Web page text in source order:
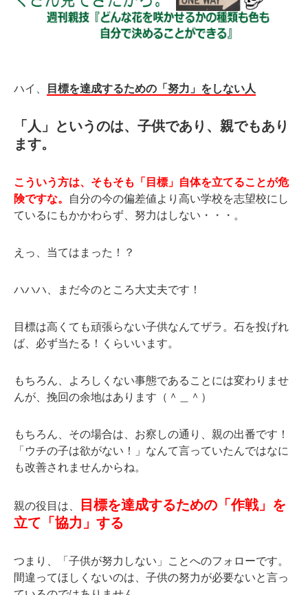
ハイ、 目標を達成するための「努力」をしない人
「人」というのは、子供であり、親でもあり
ます。
こういう方は、そもそも「目標」自体を立てることが危
険ですな。
自分の今の偏差値より高い学校を志望校にし
ているにもかかわらず、努力はしない・・・。
えっ、当てはまった！？
ハハハ、まだ今のところ大丈夫です！
目標は高くても頑張らない子供なんてザラ。石を投げれ
ば、必ず当たる！くらいいます。
もちろん、よろしくない事態であることには変わりませ
んが、挽回の余地はあります（＾＿＾）
もちろん、その場合は、お察しの通り、親の出番です！
「ウチの子は欲がない！」なんて言っていたんではなに
も改善されませんからね。
親の役目は、
目標を達成するための「作戦」を
立て「協力」する
つまり、「子供が努力しない」ことへのフォローです。
間違ってほしくないのは、子供の努力が必要ないと言っ